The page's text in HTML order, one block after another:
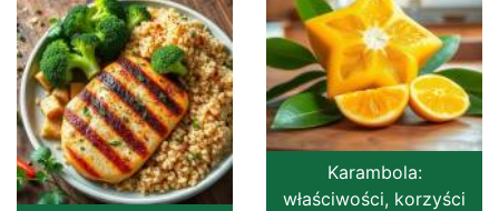
Karambola:
właściwości, korzyści